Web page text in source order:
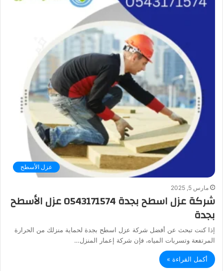
عزل الأسطح
مارس 5, 2025
شركة عزل اسطح بجدة 0543171574 عزل الأسطح
بجدة
إذا كنت تبحث عن أفضل شركة عزل اسطح بجدة لحماية منزلك من الحرارة
المرتفعة وتسربات المياه، فإن شركة إعمار المنزل…
أكمل القراءة »